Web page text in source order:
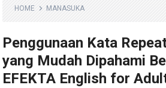
HOME MANASUKA
Penggunaan Kata
yang Mudah Dipahami
EFEKTA English for